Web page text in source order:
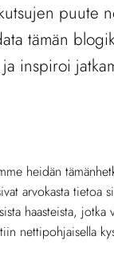
puute
tämän
inspiroi
heidän
arvokasta
haasteista,
nettipohjaisella